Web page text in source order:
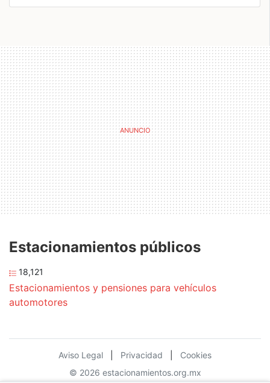
Estacionamientos públicos
18,121
Estacionamientos y pensiones para vehículos
automotores
Aviso Legal Privacidad
Cookies
© 2026 estacionamientos.org.mx